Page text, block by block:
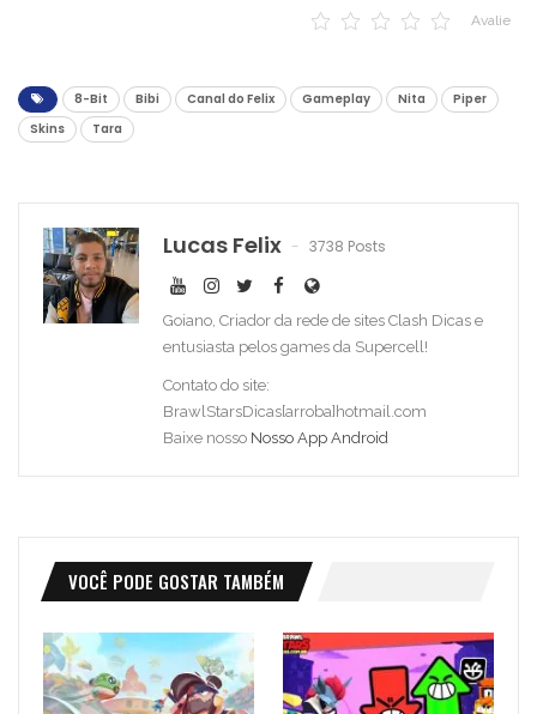
Avalie
8-Bit Bibi Canal do Felix Gameplay Nita
Piper
Skins
Tara
Lucas Felix 3738 Posts
Goiano, Criador da rede de sites Clash Dicas e
entusiasta pelos games da Supercell!
Contato do site:
BrawlStarsDicas[arroba]hotmail.com
Baixe nosso Nosso App Android
VOCÊ PODE GOSTAR TAMBÉM